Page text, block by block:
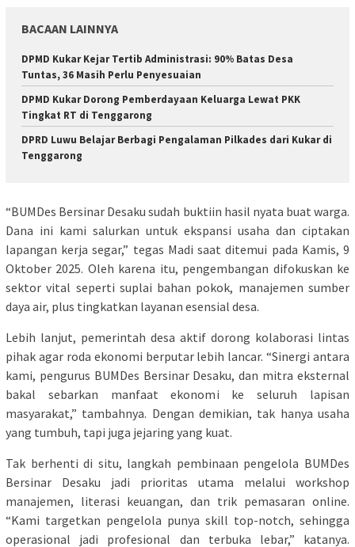
BACAAN LAINNYA
DPMD Kukar Kejar Tertib Administrasi: 90% Batas Desa
Tuntas, 36 Masih Perlu Penyesuaian
DPMD Kukar Dorong Pemberdayaan Keluarga Lewat PKK
Tingkat RT di Tenggarong
DPRD Luwu Belajar Berbagi Pengalaman Pilkades dari Kukar di
Tenggarong
“BUMDes Bersinar Desaku sudah buktiin hasil nyata buat warga.
Dana ini kami salurkan untuk ekspansi usaha dan ciptakan
lapangan kerja segar,” tegas Madi saat ditemui pada Kamis, 9
Oktober 2025. Oleh karena itu, pengembangan difokuskan ke
sektor vital seperti suplai bahan pokok, manajemen sumber
daya air, plus tingkatkan layanan esensial desa.
Lebih lanjut, pemerintah desa aktif dorong kolaborasi lintas
pihak agar roda ekonomi berputar lebih lancar. “Sinergi antara
kami, pengurus BUMDes Bersinar Desaku, dan mitra eksternal
bakal sebarkan manfaat ekonomi ke seluruh lapisan
masyarakat,” tambahnya. Dengan demikian, tak hanya usaha
yang tumbuh, tapi juga jejaring yang kuat.
Tak berhenti di situ, langkah pembinaan pengelola BUMDes
Bersinar Desaku jadi prioritas utama melalui workshop
manajemen, literasi keuangan, dan trik pemasaran online.
“Kami targetkan pengelola punya skill top-notch, sehingga
operasional jadi profesional dan terbuka lebar,” katanya.